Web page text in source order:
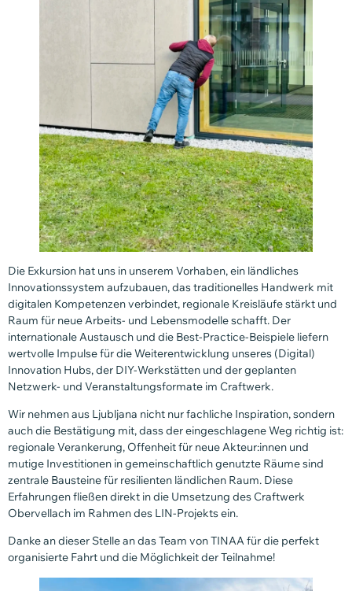
Die Exkursion hat uns in unserem Vorhaben, ein ländliches
Innovationssystem aufzubauen, das traditionelles Handwerk mit
digitalen Kompetenzen verbindet, regionale Kreisläufe stärkt und
Raum für neue Arbeits- und Lebensmodelle schafft. Der
internationale Austausch und die Best-Practice-Beispiele liefern
wertvolle Impulse für die Weiterentwicklung unseres (Digital)
Innovation Hubs, der DIY-Werkstätten und der geplanten
Netzwerk- und Veranstaltungsformate im Craftwerk.
Wir nehmen aus Ljubljana nicht nur fachliche Inspiration, sondern
auch die Bestätigung mit, dass der eingeschlagene Weg richtig ist:
regionale Verankerung, Offenheit für neue Akteur:innen und
mutige Investitionen in gemeinschaftlich genutzte Räume sind
zentrale Bausteine für resilienten ländlichen Raum. Diese
Erfahrungen fließen direkt in die Umsetzung des Craftwerk
Obervellach im Rahmen des LIN-Projekts ein.
Danke an dieser Stelle an das Team von TINAA für die perfekt
organisierte Fahrt und die Möglichkeit der Teilnahme!